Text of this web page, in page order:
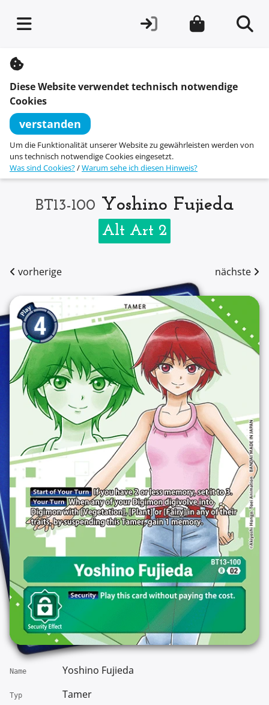
n
Diese Website verwendet technisch notwendige
Cookies
verstanden
Um die Funktionalität unserer Website zu gewährleisten werden von
uns technisch notwendige Cookies eingesetzt.
Was sind Cookies?/Warum sehe ich diesen Hinweis?
BT13-100 Yoshino Fujieda
Alt Art 2
vorherige nächste
Name Yoshino Fujieda
Typ Tamer